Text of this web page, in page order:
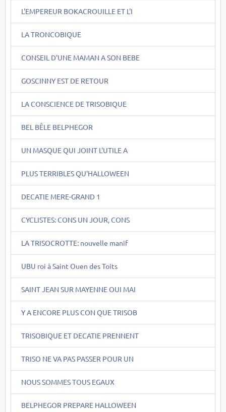
L'EMPEREUR BOKACROUILLE ET L'I
LA TRONCOBIQUE
CONSEIL D'UNE MAMAN A SON BEBE
GOSCINNY EST DE RETOUR
LA CONSCIENCE DE TRISOBIQUE
BEL BÊLE BELPHEGOR
UN MASQUE QUI JOINT L'UTILE A
PLUS TERRIBLES QU'HALLOWEEN
DECATIE MERE-GRAND 1
CYCLISTES: CONS UN JOUR, CONS
LA TRISOCROTTE: nouvelle manif
UBU roi à Saint Ouen des Toits
SAINT JEAN SUR MAYENNE OUI MAI
Y A ENCORE PLUS CON QUE TRISOB
TRISOBIQUE ET DECATIE PRENNENT
TRISO NE VA PAS PASSER POUR UN
NOUS SOMMES TOUS EGAUX
BELPHEGOR PREPARE HALLOWEEN